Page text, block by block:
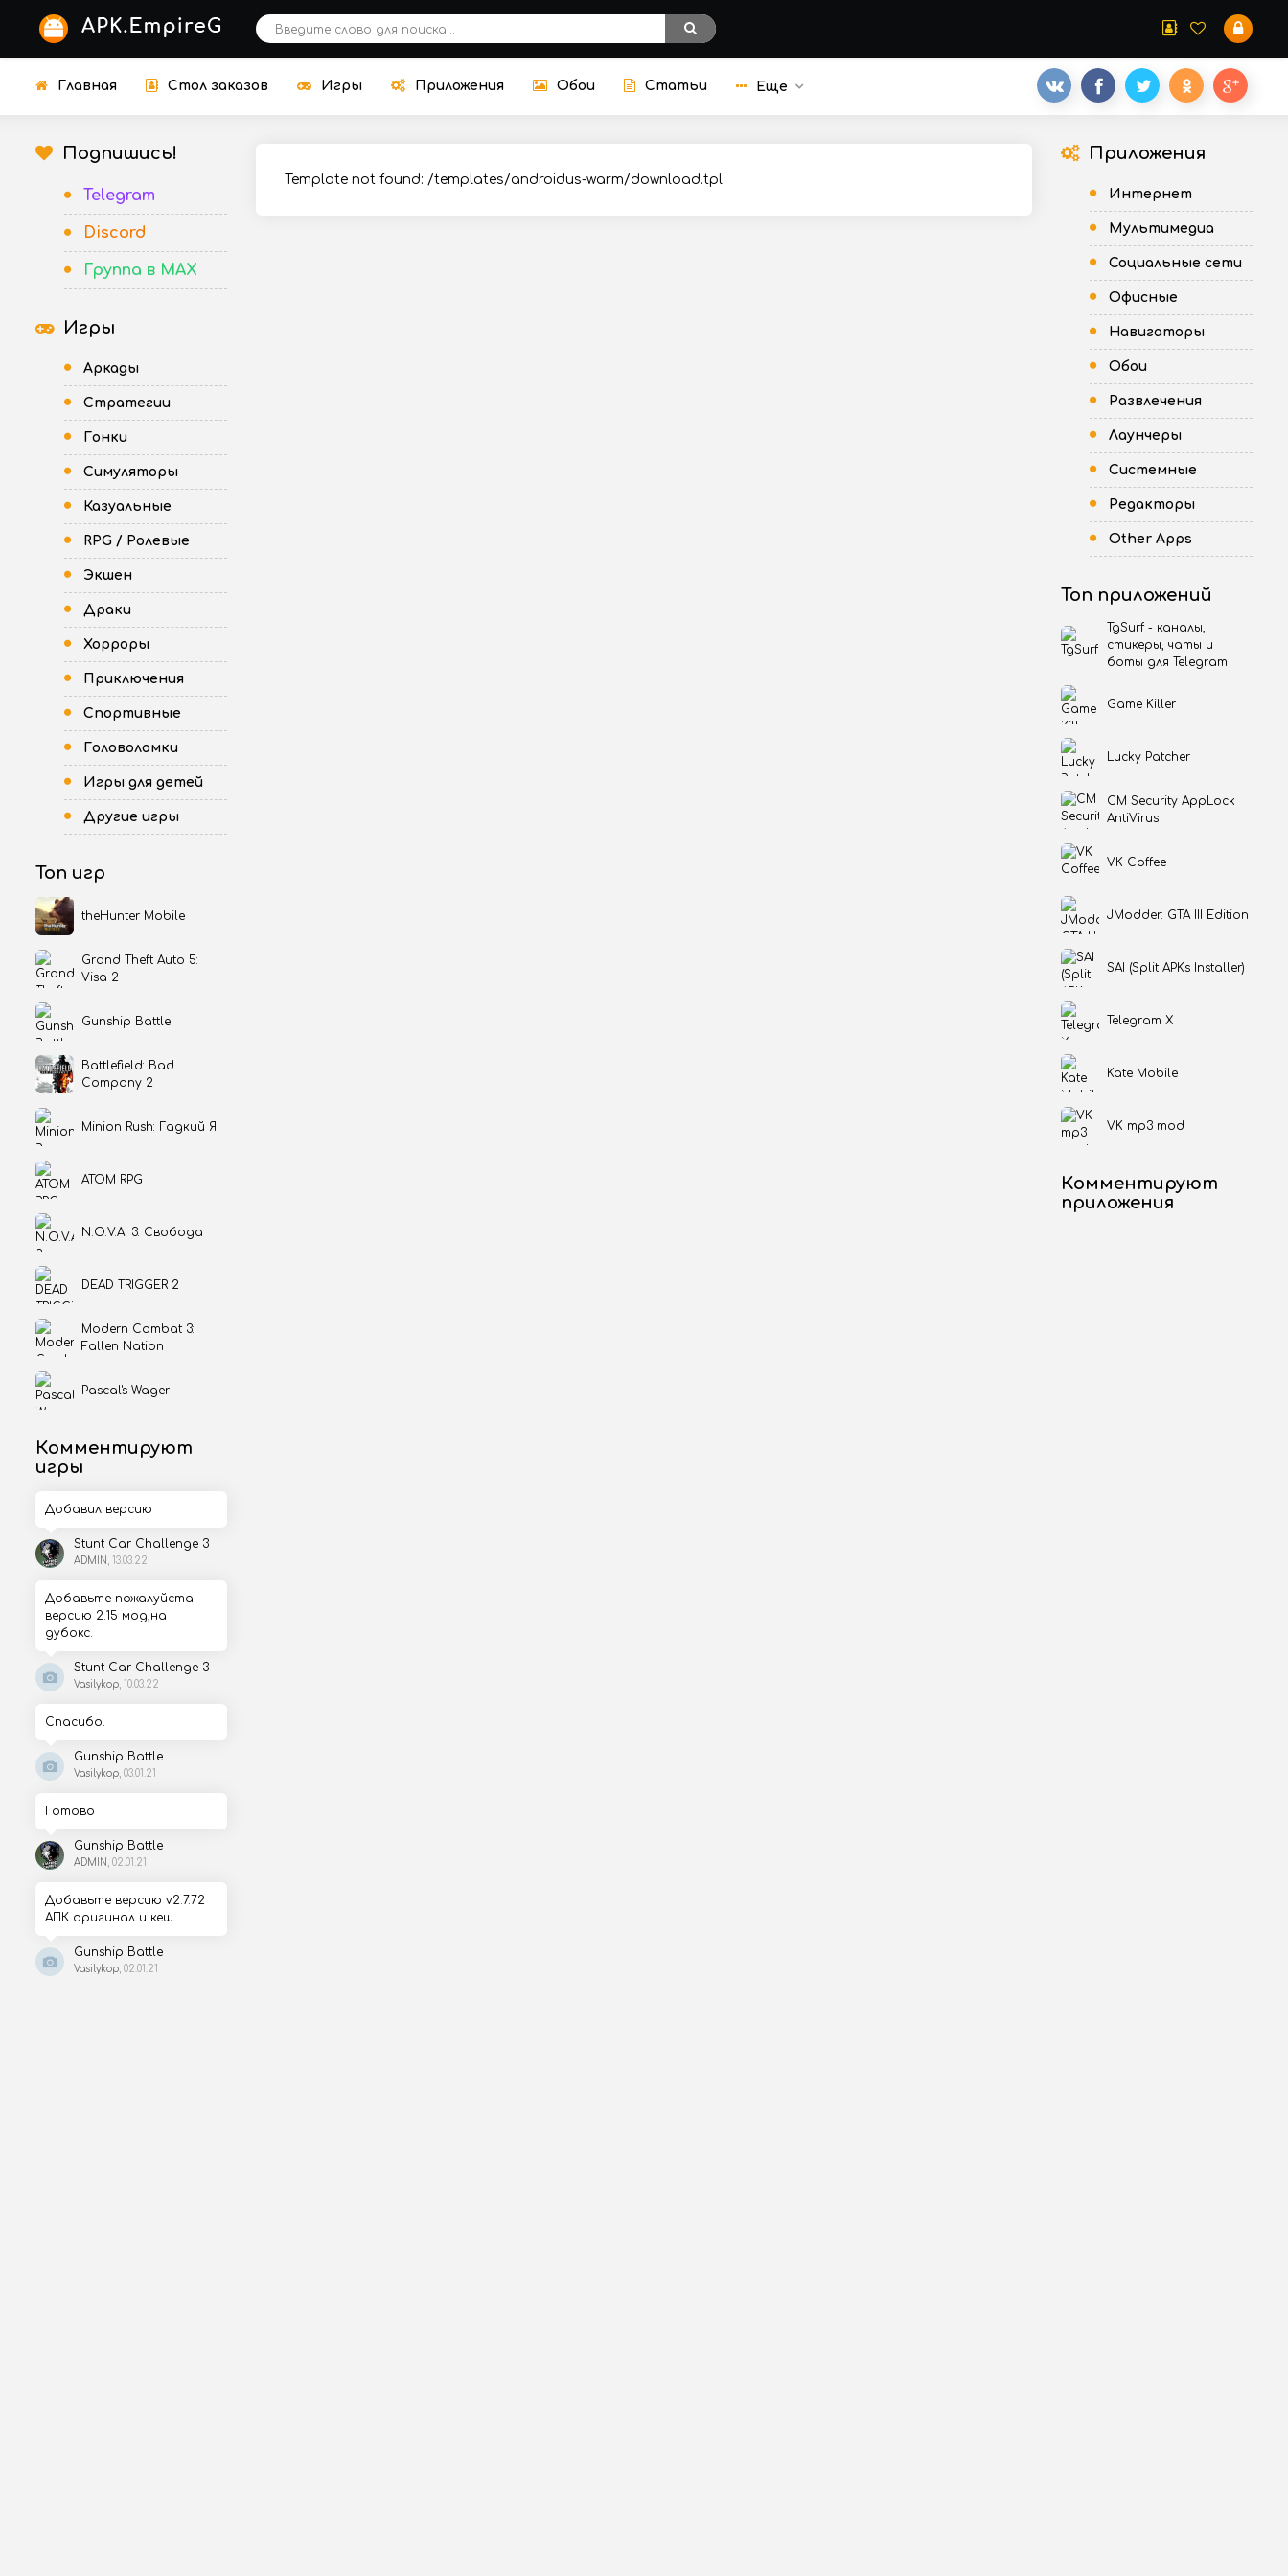
Главная Стол заказов Игры Приложения Обои Статьи Еще
Подпишись!
Telegram
Discord
Группа в MAX
Игры
Аркады
Стратегии
Гонки
Симуляторы
Казуальные
RPG / Ролевые
Экшен
Драки
Хорроры
Приключения
Спортивные
Головоломки
Игры для детей
Другие игры
Топ игр
theHunter Mobile
Grand Theft Auto 5:
Visa 2
Gunship Battle
Battlefield: Bad
Company 2
Minion Rush: Гадкий Я
ATOM RPG
N.O.V.A. 3: Свобода
DEAD TRIGGER 2
Modern Combat 3:
Fallen Nation
Pascal's Wager
Комментируют
игры
Добавил версию
Stunt Car Challenge 3
ADMIN , 13.03.22
Добавьте пожалуйста
версию 2.15 мод,на
дубокс.
Stunt Car Challenge 3
Vasilykop , 10.03.22
Спасибо.
Gunship Battle
Vasilykop , 03.01.21
Готово
Gunship Battle
ADMIN , 02.01.21
Добавьте версию v2.7.72
АПК оригинал и кеш.
Gunship Battle
Vasilykop , 02.01.21
Template not found: /templates/androidus-warm/download.tpl
Приложения
Интернет
Мультимедиа
Социальные сети
Офисные
Навигаторы
Обои
Развлечения
Лаунчеры
Системные
Редакторы
Other Apps
Топ приложений
TgSurf - каналы,
стикеры, чаты и
боты для Telegram
Game Killer
Lucky Patcher
CM Security AppLock
AntiVirus
VK Coffee
JModder: GTA III Edition
SAI (Split APKs Installer)
Telegram X
Kate Mobile
VK mp3 mod
Комментируют
приложения